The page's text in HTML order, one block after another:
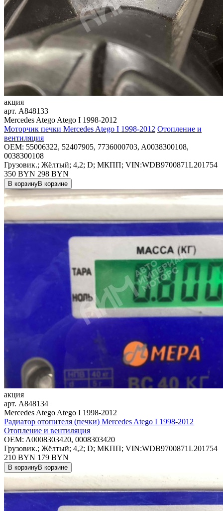
акция
арт. A848133
Mercedes Atego Atego I 1998-2012
Моторчик печки Mercedes Atego I 1998-2012 Отопление и
вентиляция
OEM: 55006322, 52407905, 7736000703, A0038300108,
0038300108
Грузовик.; Жёлтый; 4,2; D; МКПП; VIN:WDB9700871L201754
350 BYN 298 BYN
В корзинуВ корзине
акция
арт. A848134
Mercedes Atego Atego I 1998-2012
Радиатор отопителя (печки) Mercedes Atego I 1998-2012
Отопление и вентиляция
OEM: A0008303420, 0008303420
Грузовик.; Жёлтый; 4,2; D; МКПП; VIN:WDB9700871L201754
210 BYN 179 BYN
В корзинуВ корзине